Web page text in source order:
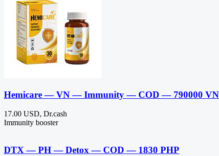
Hemicare — VN — Immunity — COD — 790000
17.00 USD, Dr.cash
Immunity booster
DTX — PH — Detox — COD — 1830 PHP